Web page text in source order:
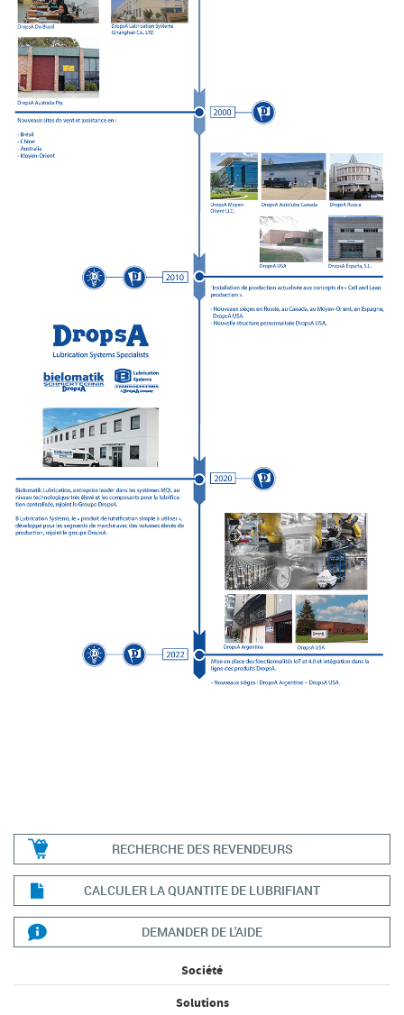
RECHERCHE DES REVENDEURS
CALCULER LA QUANTITE DE LUBRIFIANT
DEMANDER DE L'AIDE
Société
Solutions